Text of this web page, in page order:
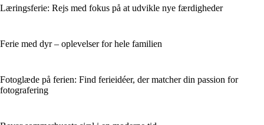
Læringsferie: Rejs med fokus på at udvikle nye færdigheder
Ferie med dyr – oplevelser for hele familien
Fotoglæde på ferien: Find ferieidéer, der matcher din passion for
fotografering